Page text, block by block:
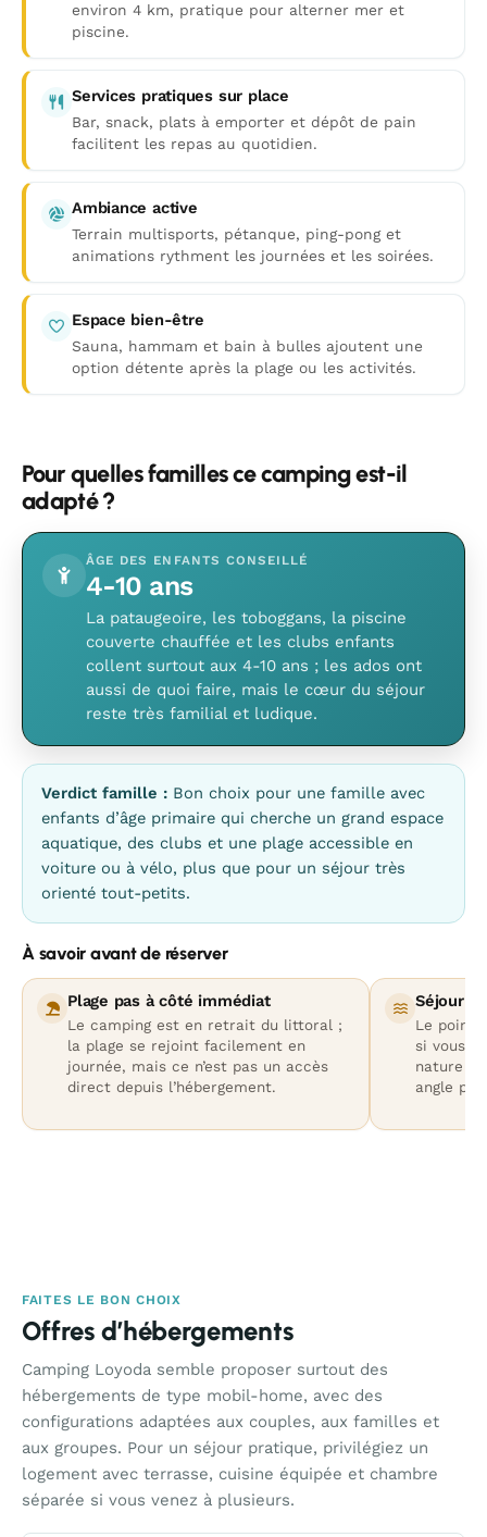
environ 4 km, pratique pour alterner mer et
piscine.
Services pratiques sur place
Bar, snack, plats à emporter et dépôt de pain
facilitent les repas au quotidien.
Ambiance active
Terrain multisports, pétanque, ping-pong et
animations rythment les journées et les soirées.
Espace bien-être
Sauna, hammam et bain à bulles ajoutent une
option détente après la plage ou les activités.
Pour quelles familles ce camping est-il
adapté ?
ÂGE DES ENFANTS CONSEILLÉ
4-10 ans
La pataugeoire, les toboggans, la piscine
couverte chauffée et les clubs enfants
collent surtout aux 4-10 ans ; les ados ont
aussi de quoi faire, mais le cœur du séjour
reste très familial et ludique.
Verdict famille : Bon choix pour une famille avec
enfants d’âge primaire qui cherche un grand espace
aquatique, des clubs et une plage accessible en
voiture ou à vélo, plus que pour un séjour très
orienté tout-petits.
À savoir avant de réserver
Plage pas à côté immédiat
Le camping est en retrait du littoral ;
la plage se rejoint facilement en
journée, mais ce n’est pas un accès
direct depuis l’hébergement.
Séjour
Le point
si vous
nature
angle
FAITES LE BON CHOIX
Offres d’hébergements
Camping Loyoda semble proposer surtout des
hébergements de type mobil-home, avec des
configurations adaptées aux couples, aux familles et
aux groupes. Pour un séjour pratique, privilégiez un
logement avec terrasse, cuisine équipée et chambre
séparée si vous venez à plusieurs.